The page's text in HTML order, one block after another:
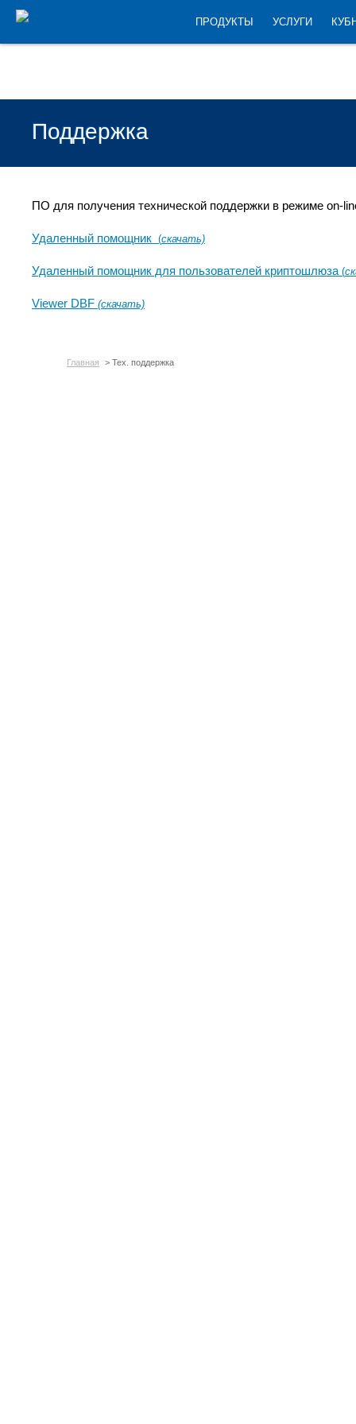
ПРОДУКТЫ УСЛУГИ
Поддержка
ПО для получения технической поддержки в режиме on-
Удаленный помощник (скачать)
Удаленный помощник для пользователей криптошлюза (
Viewer DBF (скачать)
Главная > Тех. поддержка